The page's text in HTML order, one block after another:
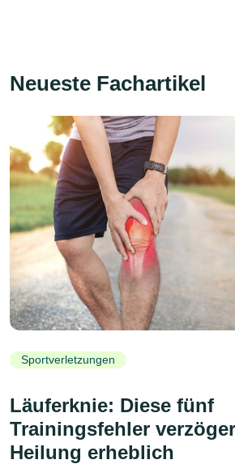
Neueste Fachartikel
Sportverletzungen
Läuferknie: Diese fünf
Trainingsfehler
Heilung erheblich